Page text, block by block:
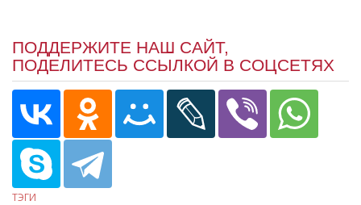
ПОДДЕРЖИТЕ НАШ САЙТ,
ПОДЕЛИТЕСЬ ССЫЛКОЙ В СОЦСЕТЯХ
ТЭГИ